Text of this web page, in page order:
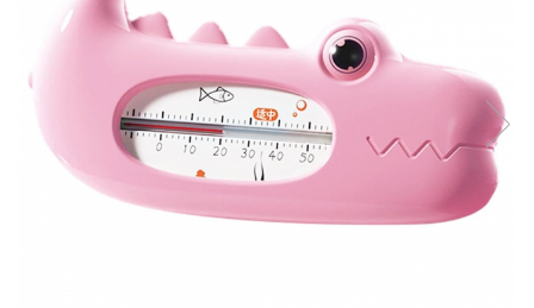
Piese de schimb vehicule electrice
Scutere pe benzina
Tricicluri cargo fara permis
Tricicluri persoane
Trotinete electrice